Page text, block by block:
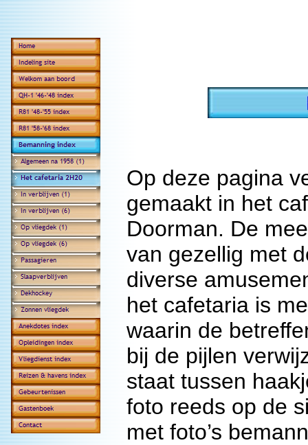
Op deze pagina
gemaakt in het
Doorman. De
van gezellig met
diverse
het cafetaria is
waarin de
bij de pijlen
staat tussen
foto reeds op de
met foto’s